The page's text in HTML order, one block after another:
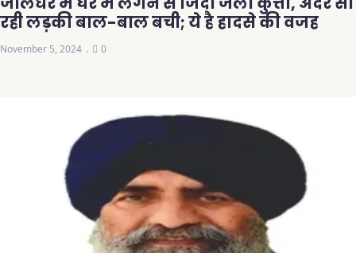
रही लड़की बाल-बाल बची; ये है हादसे की वजह
November 5, 2024 0